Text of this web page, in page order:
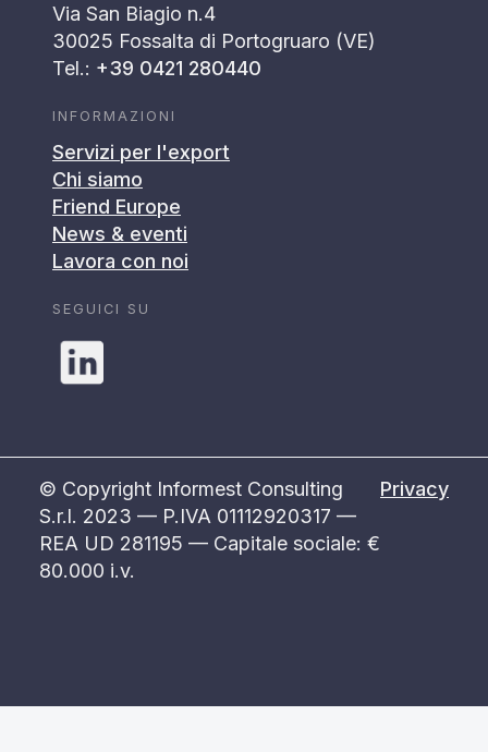
Via San Biagio n.4
30025 Fossalta di Portogruaro (VE)
Tel.: +39 0421 280440
INFORMAZIONI
Servizi per l'export
Chi siamo
Friend Europe
News & eventi
Lavora con noi
SEGUICI SU
© Copyright Informest Consulting
S.r.l. 2023 — P.IVA 01112920317 —
REA UD 281195 — Capitale sociale: €
80.000 i.v.
Privacy